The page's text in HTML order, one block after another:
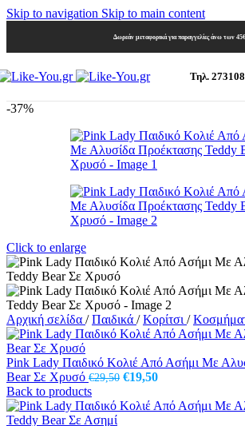
Skip to navigation Skip to main content
Δωρεάν μεταφορικά για παραγγελίες άνω των 45€
Τηλ.
-37%
Click to enlarge
Αρχική σελίδα / Παιδικά / Κορίτσι /
Pink Lady Παιδικό Κολιέ Από Ασήμι Με
Bear Σε Χρυσό €29,50 Original
was:
€19,50Η
τιμή
Back to products